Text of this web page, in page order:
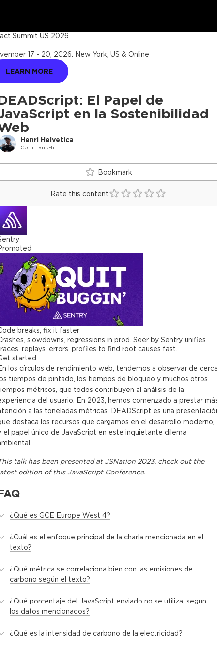
El Papel de
en la Sostenibilidad
Henri Helvetica
Command-h
Summit US 2026
17 - 20, 2026 New York, US & Online
LEARN MORE
Bookmark
Rate this content
breaks, fix it faster
slowdowns, regressions in prod. Seer by Sentry unifies
replays, errors, profiles to find root causes fast.
started
los círculos de rendimiento web, tendemos a observar de
tiempos de pintado, los tiempos de bloqueo y muchos otros
métricos, que todos contribuyen al análisis de la
del usuario. En 2023, hemos comenzado a prestar
a las toneladas métricas. DEADScript es una
destaca los recursos que cargamos en el desarrollo moderno,
el papel único de JavaScript en este inquietante dilema
talkhas been presented at JSNation 2023, check out the
edition of this JavaScript Conference.
¿Qué es GCE Europe West 4?
¿Cuál es el enfoque principal de la charla mencionada en el
texto?
¿Qué métrica se correlaciona bien con las emisiones de
carbono según el texto?
¿Qué porcentaje del JavaScript enviado no se utiliza, según
los datos mencionados?
¿Qué es la intensidad de carbono de la electricidad?